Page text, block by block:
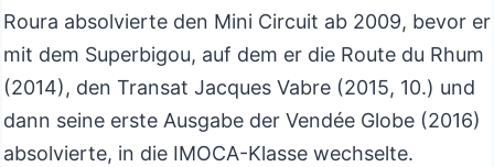
Roura absolvierte den Mini Circuit ab 2009, bevor er
mit dem Superbigou, auf dem er die Route du Rhum
(2014), den Transat Jacques Vabre (2015, 10.) und
dann seine erste Ausgabe der Vendée Globe (2016)
absolvierte, in die IMOCA-Klasse wechselte.